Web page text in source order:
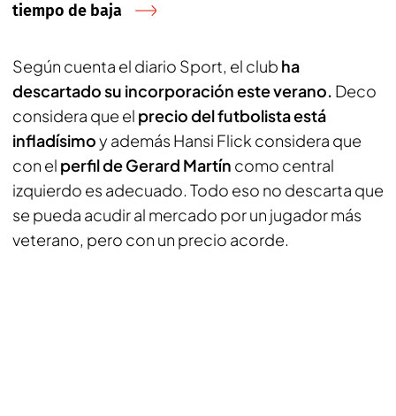
tiempo de baja
Según cuenta el diario Sport, el club ha
descartado su incorporación este verano. Deco
considera que el precio del futbolista está
infladísimoy además Hansi Flick considera que
con el perfil de Gerard Martín como central
izquierdo es adecuado. Todo eso no descarta que
se pueda acudir al mercado por un jugador más
veterano, pero con un precio acorde.